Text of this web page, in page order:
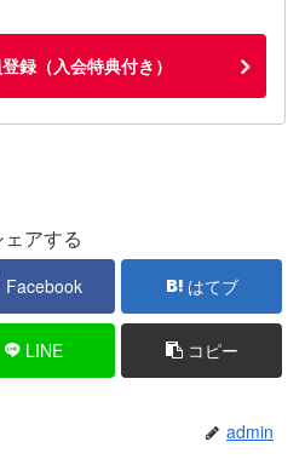
録（入会特典付き）
ェアする
Facebook はてブ
LINE コピー
admin